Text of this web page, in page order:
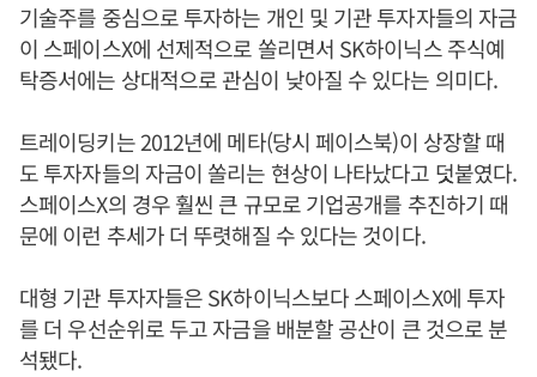
기술주를 중심으로 투자하는 개인 및 기관 투자자들의 자금
이 스페이스X에 선제적으로 쏠리면서 SK하이닉스 주식예
탁증서에는 상대적으로 관심이 낮아질 수 있다는 의미다.
트레이딩키는 2012년에 메타(당시 페이스북)이 상장할 때
도 투자자들의 자금이 쏠리는 현상이 나타났다고 덧붙였다.
스페이스X의 경우 훨씬 큰 규모로 기업공개를 추진하기 때
문에 이런 추세가 더 뚜렷해질 수 있다는 것이다.
대형 기관 투자자들은 SK하이닉스보다 스페이스X에 투자
를 더 우선순위로 두고 자금을 배분할 공산이 큰 것으로 분
석됐다.